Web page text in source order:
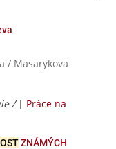
/ Masarykova
/ | Práce na
ZNÁMÝCH